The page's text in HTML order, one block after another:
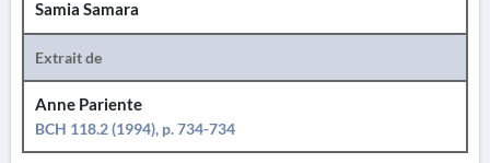
Samia Samara
Extrait de
Anne Pariente
BCH 118.2 (1994), p. 734-734